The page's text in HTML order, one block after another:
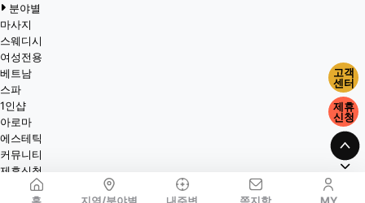
홈 지역/분야별 내주변 쪽지함 MY
분야별
마사지
스웨디시
여성전용
베트남
스파
1인샵
아로마
에스테틱
커뮤니티
제휴신청
고객
센터
제휴
신청